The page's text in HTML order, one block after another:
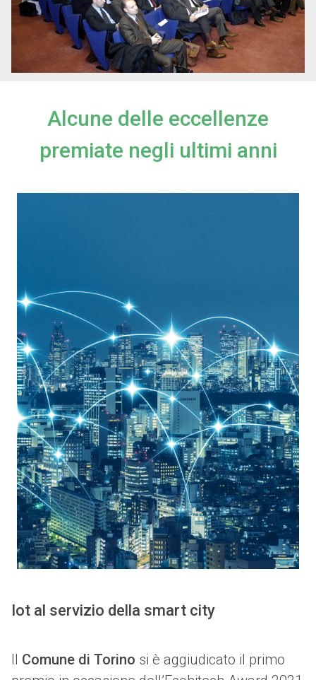
Alcune delle eccellenze
premiate negli ultimi anni
Iot al servizio della smart city
Il Comune di Torino si è aggiudicato il primo